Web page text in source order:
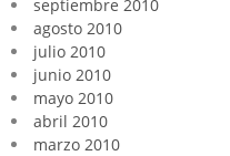
septiembre 2010
agosto 2010
julio 2010
junio 2010
mayo 2010
abril 2010
marzo 2010